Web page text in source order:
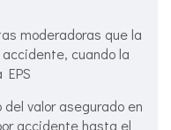
moderadoras que la
accidente, cuando la
valor asegurado en
accidente hasta el